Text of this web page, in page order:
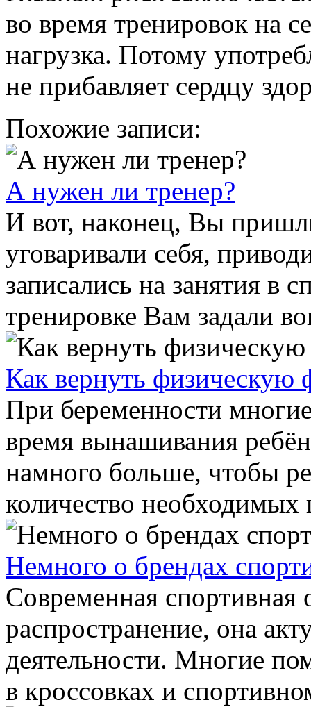
во время тренировок на
нагрузка. Потому
не прибавляет сердцу
Похожие записи:
А нужен ли тренер?
И вот, наконец, Вы
уговаривали себя,
записались на занятия в
тренировке Вам задали
Как вернуть физическую
При беременности
время вынашивания
намного больше, чтобы
количество необходимых
Немного о брендах
Современная
распространение, она
деятельности. Многие
в кроссовках и